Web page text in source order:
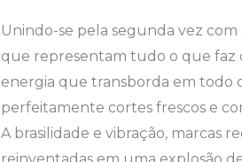
Unindo-se pela segunda vez com
que representam tudo o que faz
energia que transborda em todo
perfeitamente cortes frescos e
A brasilidade e vibração, marcas